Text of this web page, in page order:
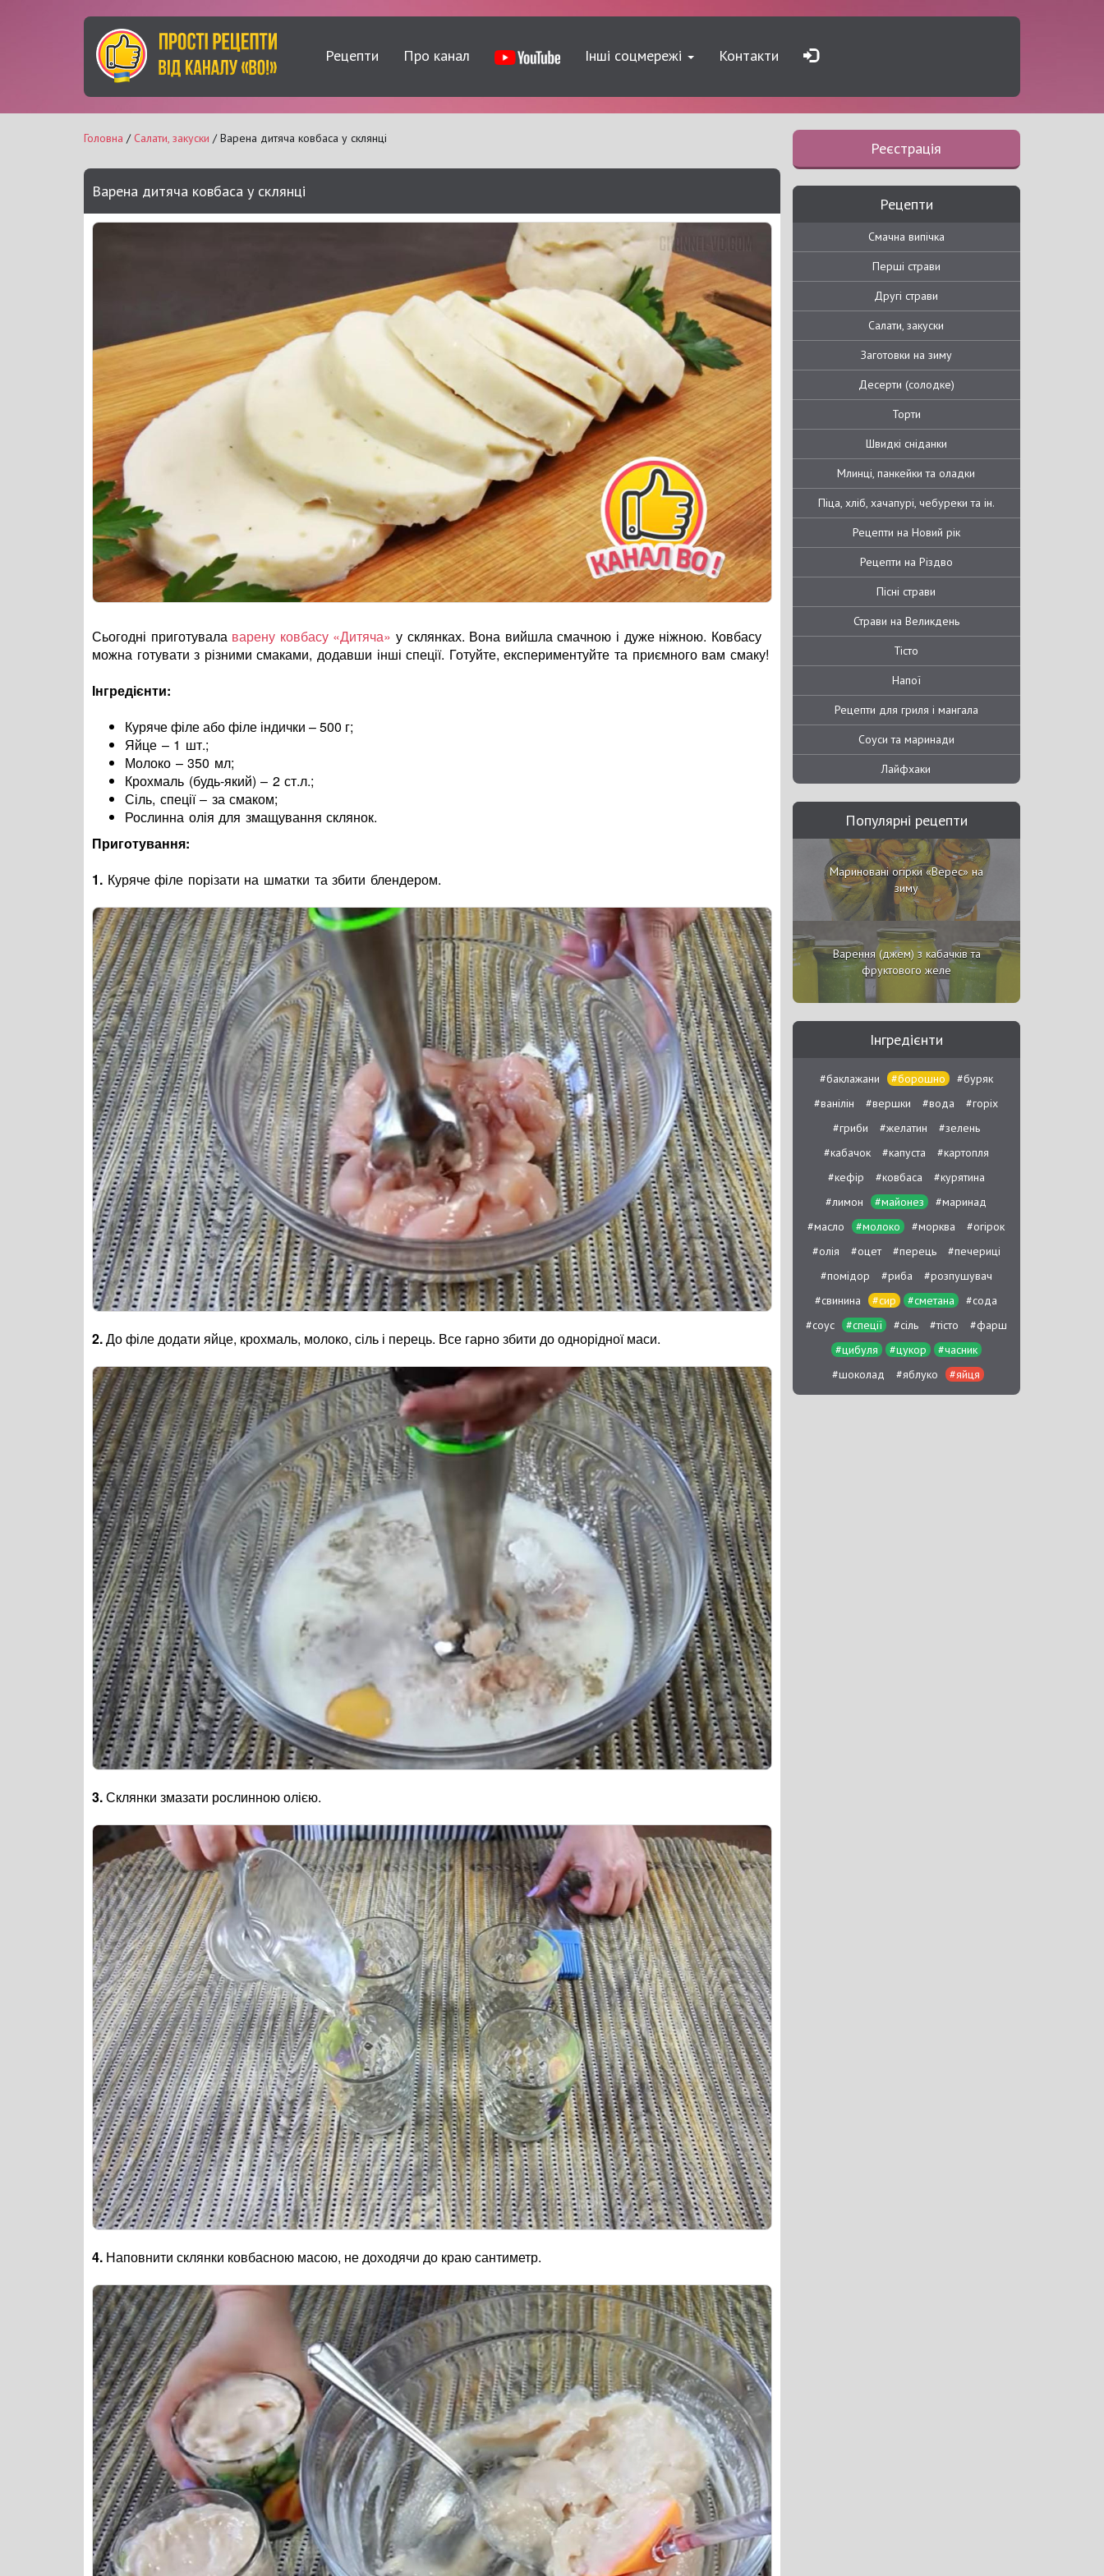
Рецепти Про канал Інші соцмережі Контакти
Головна / Салати, закуски / Варена дитяча ковбаса у склянці
Варена дитяча ковбаса у склянці
Сьогодні приготувала варену ковбасу «Дитяча» у склянках. Вона вийшла смачною і дуже ніжною. Ковбасу
можна готувати з різними смаками, додавши інші спеції. Готуйте, експериментуйте та приємного вам смаку!
Інгредієнти:
Куряче філе або філе індички – 500 г;
Яйце – 1 шт.;
Молоко – 350 мл;
Крохмаль (будь-який) – 2 ст.л.;
Сіль, спеції – за смаком;
Рослинна олія для змащування склянок.
Приготування:
1. Куряче філе порізати на шматки та збити блендером.
2.До філе додати яйце, крохмаль, молоко, сіль і перець. Все гарно збити до однорідної маси.
3.Склянки змазати рослинною олією.
4. Наповнити склянки ковбасною масою, не доходячи до краю сантиметр.
Реєстрація
Рецепти
Смачна випічка
Перші страви
Другі страви
Салати, закуски
Заготовки на зиму
Десерти (солодке)
Торти
Швидкі сніданки
Млинці, панкейки та оладки
Піца, хліб, хачапурі, чебуреки та ін.
Рецепти на Новий рік
Рецепти на Різдво
Пісні страви
Страви на Великдень
Тісто
Напої
Рецепти для гриля і мангала
Соуси та маринади
Лайфхаки
Популярні рецепти
Мариновані огірки «Верес» на
зиму
Варення (джем) з кабачків та
фруктового желе
Інгредієнти
#баклажани #борошно
#буряк
#ванілін
#вершки #вода
#горіх
#гриби
#желатин
#зелень
#кабачок
#капуста
#картопля
#кефір
#ковбаса
#курятина
#лимон
#майонез
#маринад
#масло
#молоко #морква
#огірок
#олія
#оцет #перець
#печериці
#помідор
#риба
#розпушувач
#свинина
#сир #сметана
#сода
#соус
#спеції #сіль #тісто
#фарш
#цибуля
#цукор
#часник
#шоколад
#яблуко #яйця